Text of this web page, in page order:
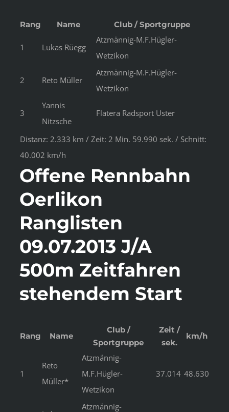
Rang Name Club / Sportgruppe
1 Lukas Rüegg
Atzmännig-M.F.Hügler-
Wetzikon
2 Reto Müller
Atzmännig-M.F.Hügler-
Wetzikon
3
Yannis
Nitzsche
Flatera Radsport Uster
Distanz: 2.333 km / Zeit: 2 Min. 59.990 sek. / Schnitt:
40.002 km/h
Offene Rennbahn
Oerlikon
Ranglisten
09.07.2013 J/A
500m Zeitfahren
stehendem Start
Rang Name
Club /
Sportgruppe
Zeit /
sek.
km/h
1
Reto
Müller*
Atzmännig-
M.F.Hügler-
Wetzikon
37.014 48.630
Atzmännig-